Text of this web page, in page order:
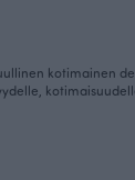
kotimainen